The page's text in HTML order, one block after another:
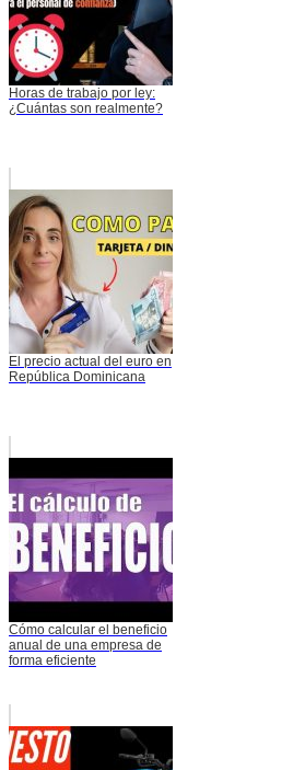
Horas de trabajo por ley:
¿Cuántas son realmente?
El precio actual del euro en
República Dominicana
Cómo calcular el beneficio
anual de una empresa de
forma eficiente